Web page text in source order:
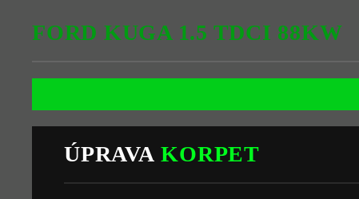
FORD KUGA 1.5 TDCI 88KW
ÚPRAVAKORPET